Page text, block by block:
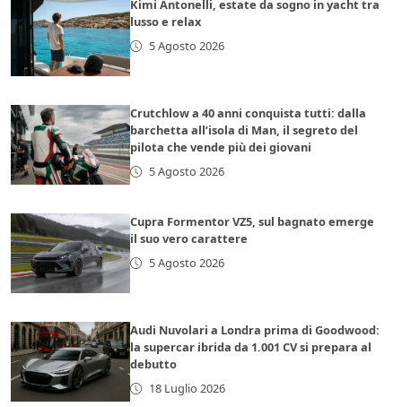
Kimi Antonelli, estate da sogno in yacht tra
lusso e relax
5 Agosto 2026
Crutchlow a 40 anni conquista tutti: dalla
barchetta all’isola di Man, il segreto del
pilota che vende più dei giovani
5 Agosto 2026
Cupra Formentor VZ5, sul bagnato emerge
il suo vero carattere
5 Agosto 2026
Audi Nuvolari a Londra prima di Goodwood:
la supercar ibrida da 1.001 CV si prepara al
debutto
18 Luglio 2026